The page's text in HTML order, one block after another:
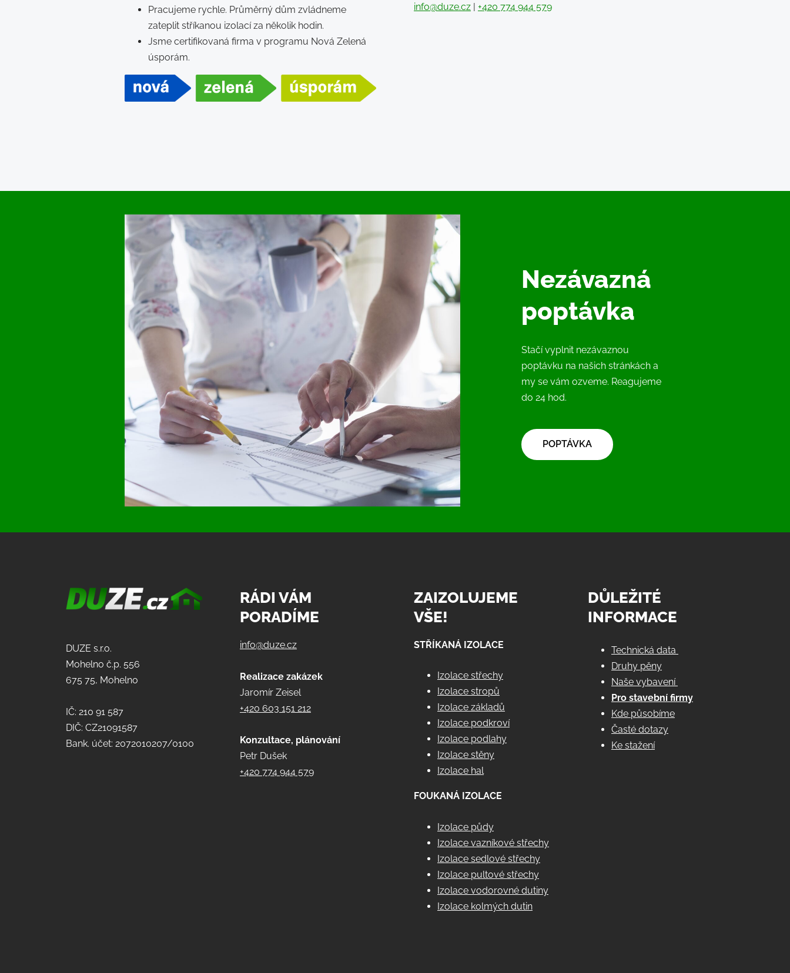
Pracujeme rychle. Průměrný dům zvládneme
zateplit stříkanou izolací za několik hodin.
Jsme certifikovaná firma v programu Nová Zelená
úsporám.
info@duze.cz
+420 774 944 579
Nezávazná
poptávka
Stačí vyplnit nezávaznou
poptávku na našich stránkách a
my se vám ozveme. Reagujeme
do 24 hod.
​POPTÁVKA​
DUZE s.r.o.
Mohelno č.p. 556
675 75, Mohelno
IČ: 210 91 587
DIČ: CZ21091587
Bank. účet: 2072010207/0100
RÁDI VÁM
PORADÍME
info@duze.cz
Realizace zakázek
Jaromír Zeisel
+420 603 151 212
Konzultace, plánování
Petr Dušek
+420 774 944 579
ZAIZOLUJEME
VŠE!
STŘÍKANÁ IZOLACE
Izolace střechy
Izolace stropů
Izolace základů
Izolace podkroví
Izolace podlahy
Izolace stěny
Izolace hal
FOUKANÁ IZOLACE
Izolace půdy
Izolace vazníkové střechy
Izolace sedlové střechy
Izolace pultové střechy
Izolace vodorovné dutiny
Izolace kolmých dutin
DŮLEŽITÉ
INFORMACE
Technická data
Druhy pěny
Naše vybavení
Pro stavební firmy
Kde působíme
Časté dotazy
Ke stažení